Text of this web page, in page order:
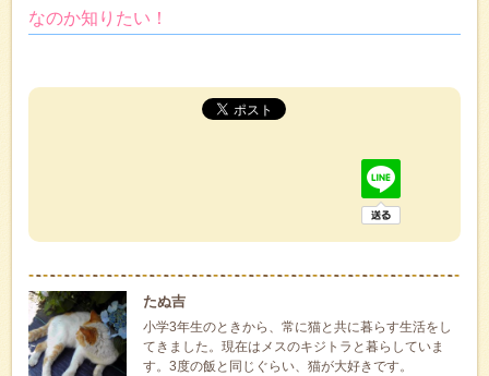
なのか知りたい！
たぬ吉
小学3年生のときから、常に猫と共に暮らす生活をし
てきました。現在はメスのキジトラと暮らしていま
す。3度の飯と同じぐらい、猫が大好きです。